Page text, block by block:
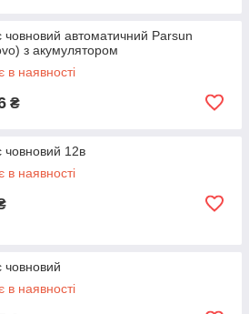
човновий автоматичний Parsun
з акумулятором
в наявності
₴
човновий 12в
в наявності
човновий
в наявності